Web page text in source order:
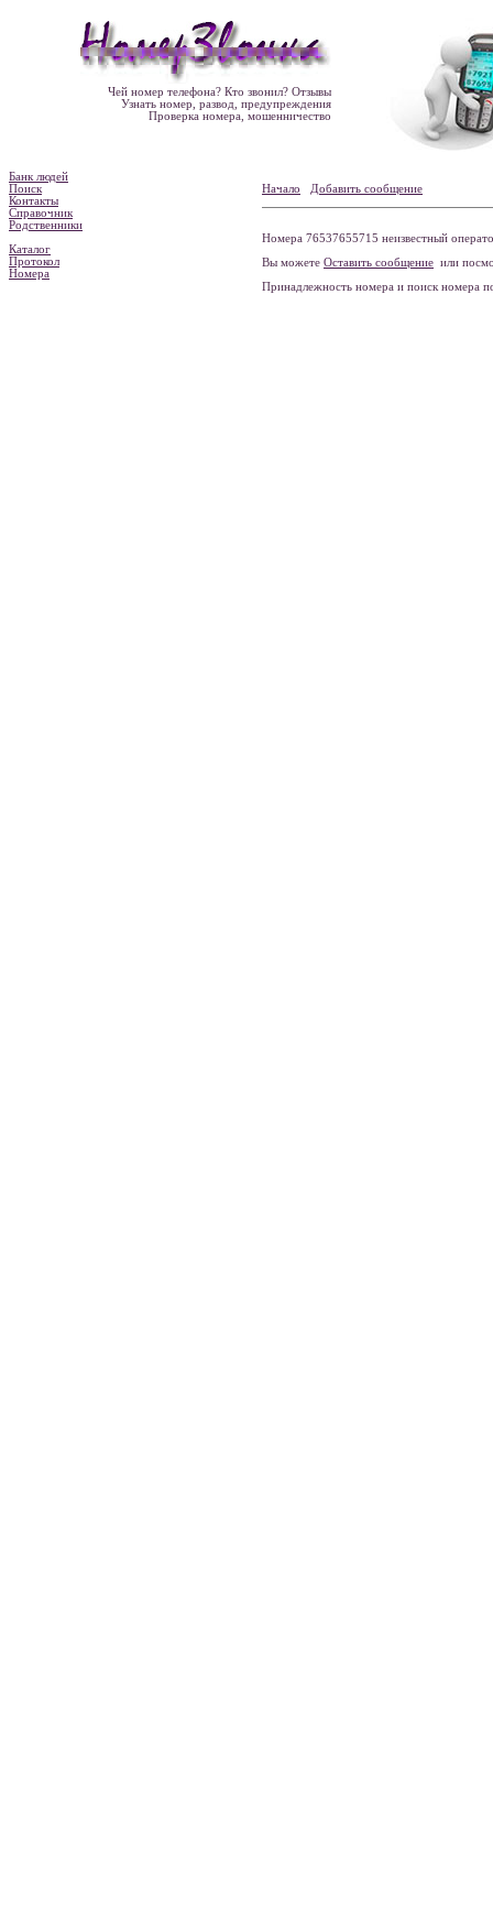
Чей номер телефона? Кто звонил? Отзывы
Узнать номер, развод, предупреждения
Проверка номера, мошенничество
Банк людей
Поиск
Контакты
Справочник
Родственники
Каталог
Протокол
Номера
Начало Добавить сообщение
Номера 76537655715 неизвестный
Вы можете Оставить сообщение или
Принадлежность номера и поиск номера